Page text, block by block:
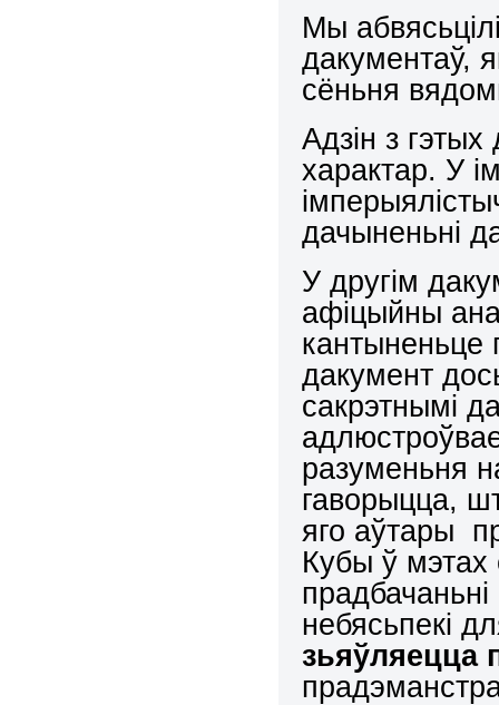
Мы
дакументаў,
сёньня
Адзін з
характар. У
дачыненьні
У другім
афіцыйны
кантыненьце
дакумент
сакрэтнымі
разуменьня
гаворыцца,
яго аўтары
Кубы ў мэтах
небясьпекі